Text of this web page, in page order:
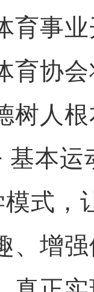
育事
协会
树人
基本
模式，
、增